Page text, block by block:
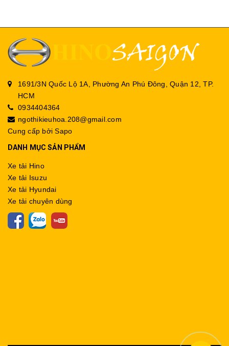
1691/3N Quốc Lộ 1A, Phường An Phú Đông, Quận 12, TP.
HCM
0934404364
ngothikieuhoa.208@gmail.com
Cung cấp bởiSapo
DANH MỤC SẢN PHẨM
Xe tải Hino
Xe tải Isuzu
Xe tải Hyundai
Xe tải chuyên dùng